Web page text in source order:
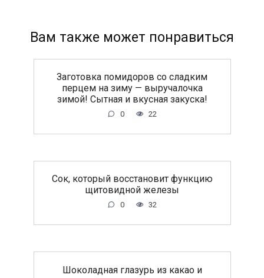
Вам также может понравиться
Заготовка помидоров со сладким
перцем на зиму — выручалочка
зимой! Сытная и вкусная закуска!
0 22
Сок, который восстановит функцию
щитовидной железы
0 32
Шоколадная глазурь из какао и